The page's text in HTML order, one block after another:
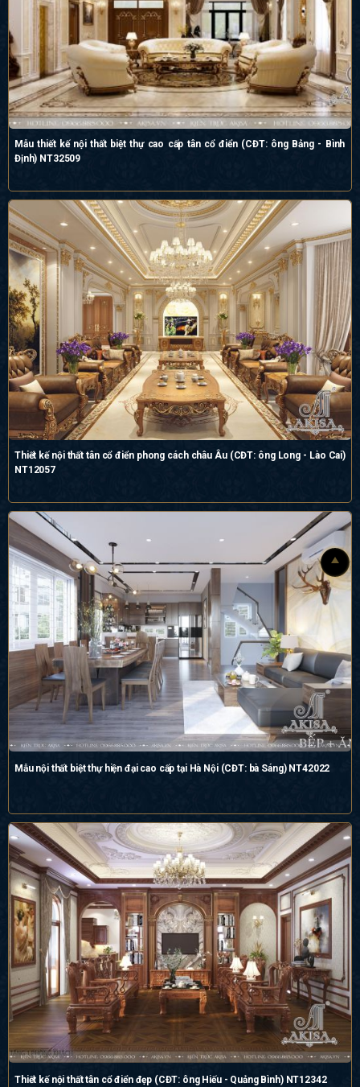
Mẫu thiết kế nội thất biệt thự cao cấp tân cổ điển (CĐT: ông Bảng - Bình
Định) NT32509
Thiết kế nội thất tân cổ điển phong cách châu Âu (CĐT: ông Long - Lào Cai)
NT12057
Mẫu nội thất biệt thự hiện đại cao cấp tại Hà Nội (CĐT: bà Sáng) NT42022
Thiết kế nội thất tân cổ điển đẹp (CĐT: ông Hiếu - Quảng Bình) NT12342